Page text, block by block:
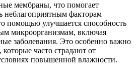
мембраны, что помогает
неблагоприятным факторам
помощью улучшается способность
микроорганизмам, включая
заболевания. Это особенно важно
часто страдают от
повышенной влажности.